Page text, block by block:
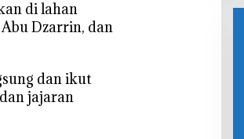
di lahan
Dzarrin, dan
dan ikut
jajaran
n
Akademik
dan Religi